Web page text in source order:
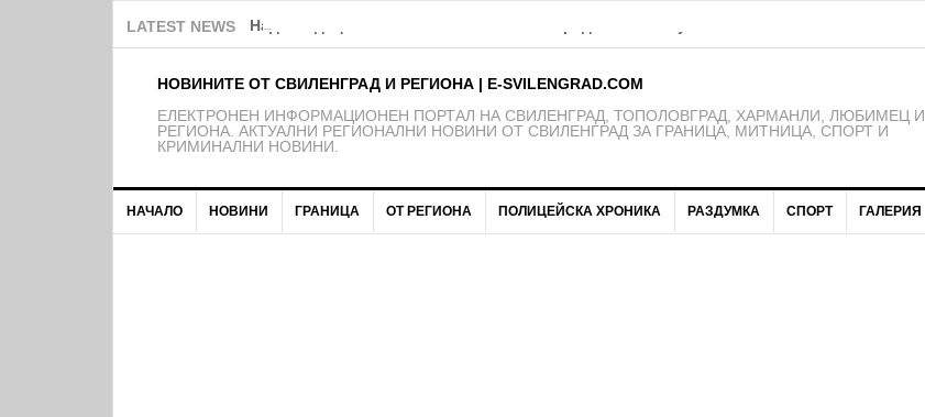
LATEST NEWS Над 150 деца от школата на ФК Свиленград – 1921 получават нови екипи
НОВИНИТЕ ОТ СВИЛЕНГРАД И РЕГИОНА | E-SVILENGRAD.COM
EЛЕКТРОНЕН ИНФОРМАЦИОНЕН ПОРТАЛ НА СВИЛЕНГРАД, ТОПОЛОВГРАД, ХАРМАНЛИ, ЛЮБИМЕЦ И
РЕГИОНА. АКТУАЛНИ РЕГИОНАЛНИ НОВИНИ ОТ СВИЛЕНГРАД ЗА ГРАНИЦА, МИТНИЦА, СПОРТ И
КРИМИНАЛНИ НОВИНИ.
НАЧАЛО НОВИНИ ГРАНИЦА ОТ РЕГИОНА ПОЛИЦЕЙСКА ХРОНИКА РАЗДУМКА СПОРТ ГАЛЕРИЯ